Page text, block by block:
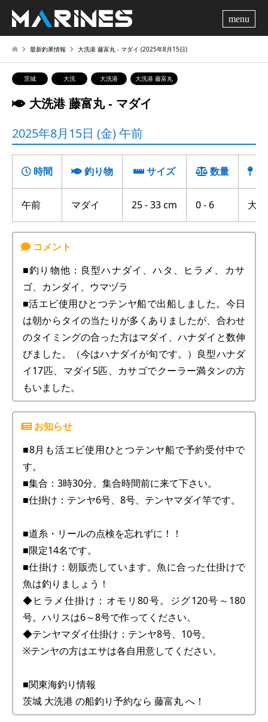
最新釣果情報 大洗港 藤富丸 ‐ マダイ (2025年8月15日)
茨城 大洗 大洗港 大洗港 藤富丸
大洗港 藤富丸 ‐ マダイ
2025年8月15日 (金) 午前
時間 釣り物 サイズ 数量 釣
午前 マダイ 25 - 33 cm 0 - 6 大
■釣り物他：良型ハナダイ、ハタ、ヒラメ、カサ
ゴ、カンダイ、ウマヅラ
■活エビ使用ひとつテンヤ船で出船しました。今日
は朝からタイの当たりが多くありましたが、合わせ
のタイミングの合った方はマダイ、ハナダイと数伸
びました。（今はハナダイが旬です。）良型ハナダ
イ17匹、マダイ5匹、カサゴでクーラー満タンの方
もいました。
■8月も活エビ使用ひとつテンヤ船で予約受付中で
す。
■集合：3時30分。集合時間前に来て下さい。
■仕掛け：テンヤ6号、8号、テンヤマダイ竿です。
■道糸・リールの点検を忘れずに！！
■限定14名です。
■仕掛け：朝販売しています。魚に合った仕掛けで
魚は釣りましょう！
◆ヒラメ仕掛け：オモリ80号。ジグ120号～180
号。ハリスは6～8号で作ってください。
◆テンヤマダイ仕掛け：テンヤ8号、10号。
※テンヤの方はエサは各自用意してください。
■関東海釣り情報
茨城 大洗港 の船釣り予約なら 藤富丸 へ！